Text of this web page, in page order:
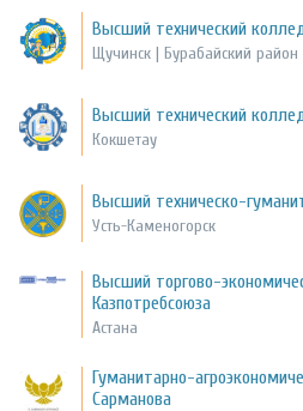
Высший технический
Щучинск | Бурабайский район
Высший технический
Кокшетау
Высший техническо-
Усть-Каменогорск
Высший торгово-
Казпотребсоюза
Астана
Гуманитарно-
Сарманова